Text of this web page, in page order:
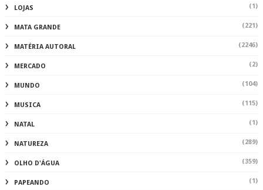
LOJAS (1)
MATA GRANDE (221)
MATÉRIA AUTORAL (2246)
MERCADO (2)
MUNDO (104)
MUSICA (115)
NATAL (1)
NATUREZA (289)
OLHO D'ÁGUA (359)
PAPEANDO (1)